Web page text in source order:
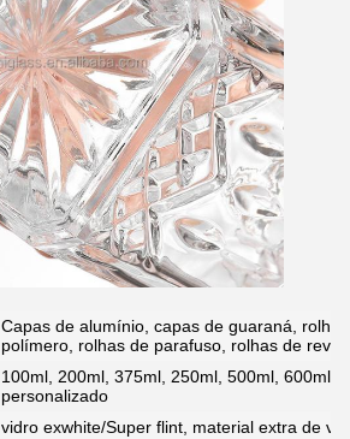
Submeter
Capas de alumínio, capas de guaraná,
polímero, rolhas de parafuso, rolhas de
100ml, 200ml, 375ml, 250ml, 500ml, 600ml,
personalizado
vidro exwhite/Super flint, material extra de